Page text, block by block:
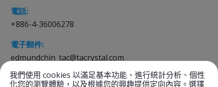
電話:
+886-4-36006278
電子郵件:
edmundchin_tac@tacrystal.com
sales_tac@tacrystal.com
我們使用 cookies 以滿足基本功能、進行統計分析、個性
化您的瀏覽體驗，以及根據您的興趣提供定向內容。選擇